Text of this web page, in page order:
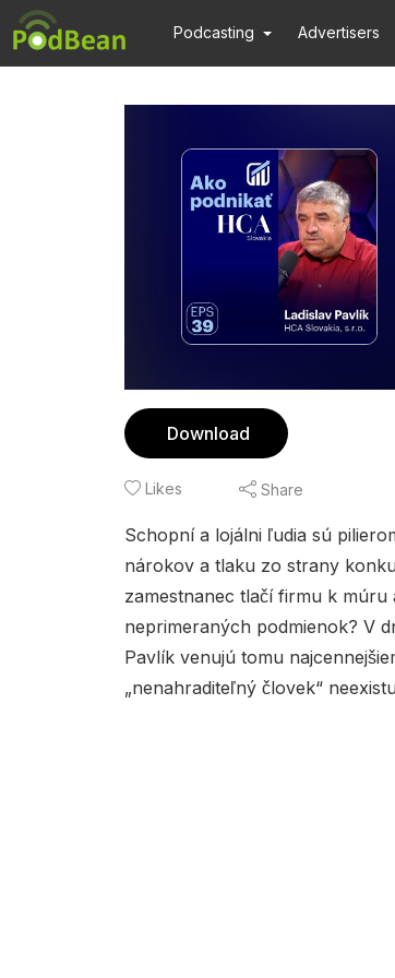
Podcasting Advertisers
Download
Likes Share
Schopní a lojálni ľudia sú
nárokov a tlaku zo strany
zamestnanec tlačí firmu k
neprimeraných podmienok? V
Pavlík venujú tomu
„nenahraditeľný človek“